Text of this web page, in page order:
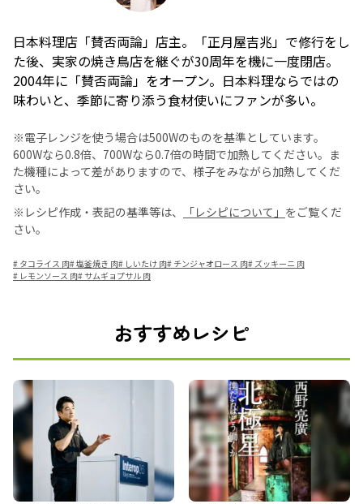
日本料理店「賛否両論」店主。「正月屋吉兆」で修行をし
た後、実家の焼き鳥店を継ぐが30周年を機に一度閉店。
2004年に「賛否両論」をオープン。日本料理ならではの
味わいと、季節に寄り添う食材使いにファンが多い。
※電子レンジを使う場合は500Wのものを基準としています。
600Wなら0.8倍、700Wなら0.7倍の時間で加熱してください。ま
た機種によって差がありますので、様子をみながら加熱してくだ
さい。
※レシピ作成・表記の基準等は、
「レシピについて」 をご覧くだ
さい。
# タコライス 肉#塩釜焼き 肉# しいたけ 肉# チンジャオロース 肉# ズッキーニ 肉
# レモンソース 肉# サムギョプサル 肉
おすすめレシピ